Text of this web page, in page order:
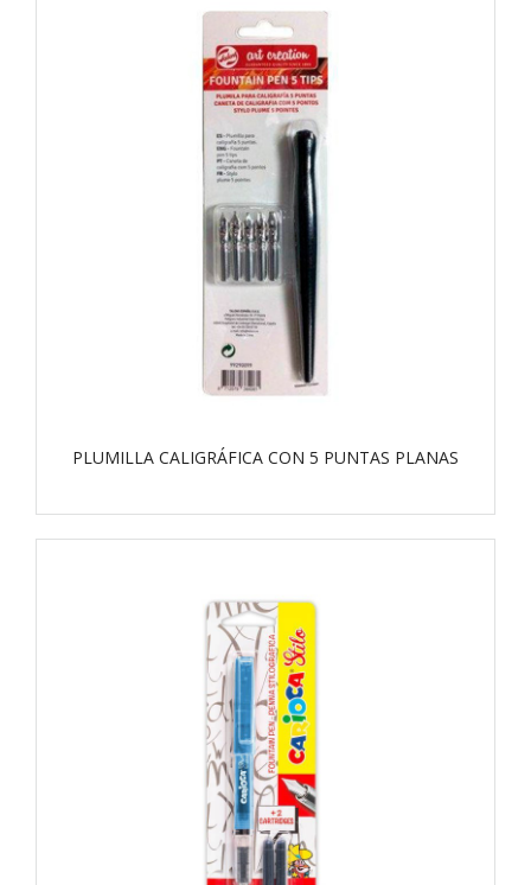
PLUMILLA CALIGRÁFICA CON 5 PUNTAS PLANAS